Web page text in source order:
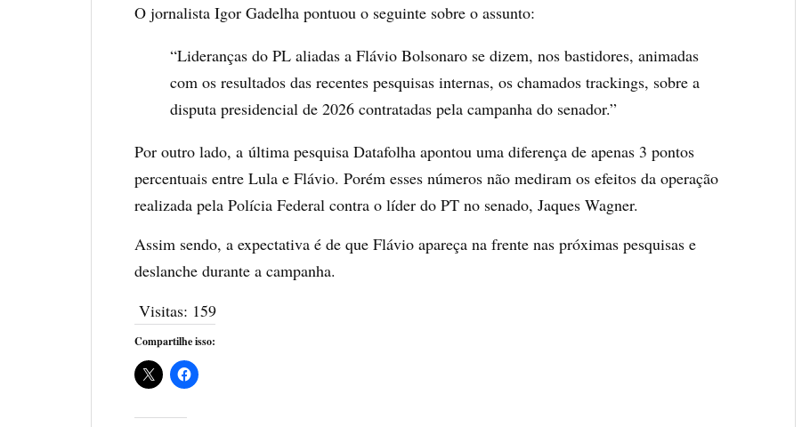
O jornalista Igor Gadelha pontuou o seguinte sobre o assunto:
“Lideranças do PL aliadas a Flávio Bolsonaro se dizem, nos bastidores, animadas
com os resultados das recentes pesquisas internas, os chamados trackings, sobre a
disputa presidencial de 2026 contratadas pela campanha do senador.”
Por outro lado, a última pesquisa Datafolha apontou uma diferença de apenas 3 pontos
percentuais entre Lula e Flávio. Porém esses números não mediram os efeitos da operação
realizada pela Polícia Federal contra o líder do PT no senado, Jaques Wagner.
Assim sendo, a expectativa é de que Flávio apareça na frente nas próximas pesquisas e
deslanche durante a campanha.
Visitas: 159
Compartilhe isso: